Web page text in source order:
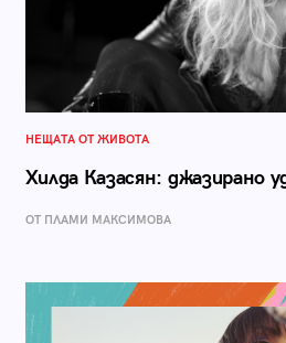
НЕЩАТА ОТ ЖИВОТА
Хилда Казасян: джазирано
ОТ ПЛАМИ МАКСИМОВА